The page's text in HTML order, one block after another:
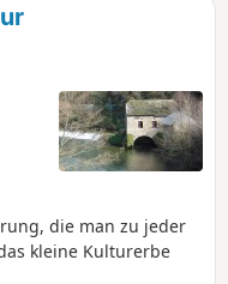
die man zu jeder
kleine Kulturerbe